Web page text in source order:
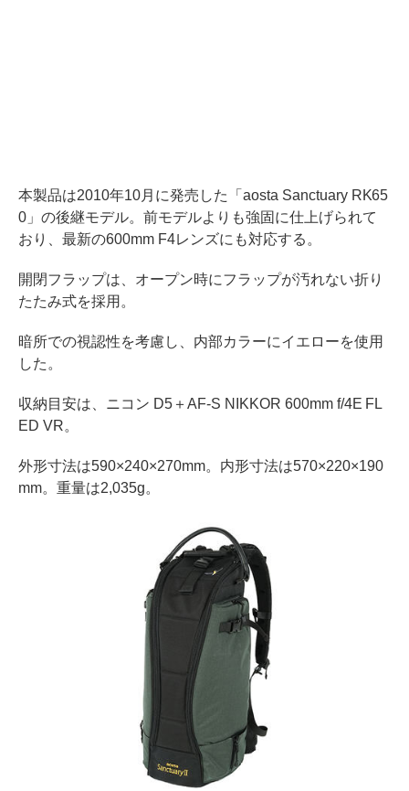
本製品は2010年10月に発売した「aosta Sanctuary RK65
0」の後継モデル。前モデルよりも強固に仕上げられて
おり、最新の600mm F4レンズにも対応する。
開閉フラップは、オープン時にフラップが汚れない折り
たたみ式を採用。
暗所での視認性を考慮し、内部カラーにイエローを使用
した。
収納目安は、ニコン D5＋AF-S NIKKOR 600mm f/4E FL
ED VR。
外形寸法は590×240×270mm。内形寸法は570×220×190
mm。重量は2,035g。